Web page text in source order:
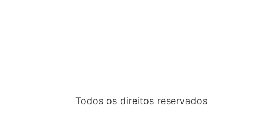
Todos os direitos reservados